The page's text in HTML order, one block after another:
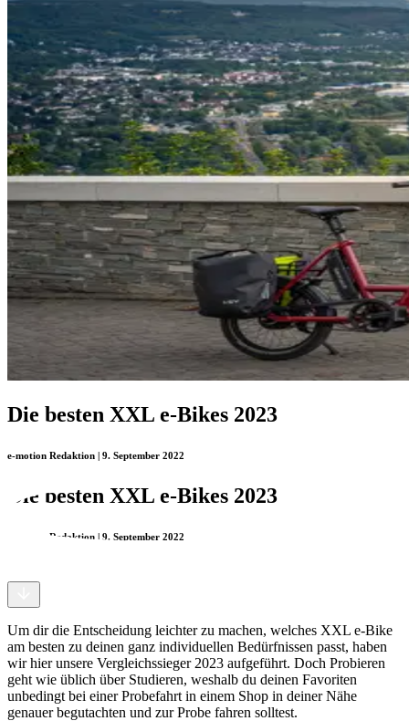
Die besten XXL e-Bikes 2023
e-motion Redaktion | 9. September 2022
Die besten XXL e-Bikes 2023
e-motion Redaktion | 9. September 2022
Um dir die Entscheidung leichter zu machen, welches XXL e-Bike
am besten zu deinen ganz individuellen Bedürfnissen passt, haben
wir hier unsere Vergleichssieger 2023 aufgeführt. Doch Probieren
geht wie üblich über Studieren, weshalb du deinen Favoriten
unbedingt bei einer Probefahrt in einem Shop in deiner Nähe
genauer begutachten und zur Probe fahren solltest.